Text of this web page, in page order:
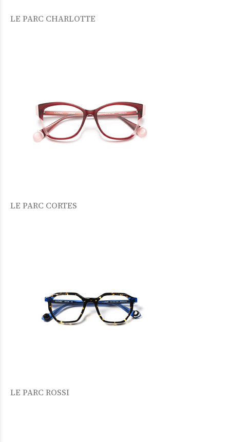
LE PARC CHARLOTTE
LE PARC CORTES
LE PARC ROSSI